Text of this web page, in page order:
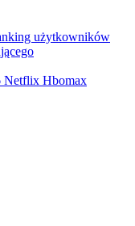
użytkowników
Netflix Hbomax